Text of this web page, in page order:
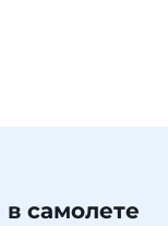
самолете